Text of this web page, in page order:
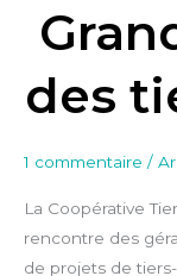
des
1 commentaire /
La Coopérative
rencontre des
de projets de